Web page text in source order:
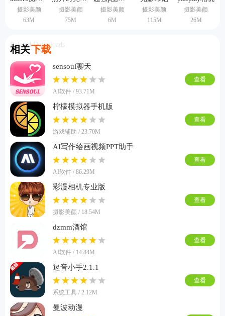
摄影美颜
63M
摄影美颜
75M
摄影美颜
6M
摄影美颜
115M
摄影美颜
26M
相关下载
Related Downloads
sensoul聊天
AI软件 / 93.71M
查看
柠檬模拟器手机版
游戏辅助 / 23.70M
查看
AI写作绘画视频PPT助手
AI软件 / 86.29M
查看
彩漫相机专业版
摄影美颜 / 18.54M
查看
dzmm酒馆
AI软件 / 14.84M
查看
逗音小手2.1.1
系统工具 / 2.12M
查看
曼波动漫